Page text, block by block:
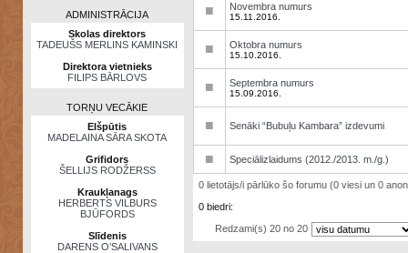
ADMINISTRĀCIJA
Skolas direktors
TADEUŠS MERLINS KAMINSKI
Direktora vietnieks
FILIPS BĀRLOVS
TORŅU VECĀKIE
Elšpūtis
MADELAINA SĀRA SKOTA
Grifidors
ŠELLIJS RODŽERSS
Kraukļanags
HERBERTS VILBURS
BJŪFORDS
Slīdenis
DARENS O’SALIVANS
■ Novembra numurs
15.11.2016.
■ Oktobra numurs
15.10.2016.
■ Septembra numurs
15.09.2016.
■ Senāki “Bubuļu Kambara” izdevumi
■ Speciālizlaidums (2012./2013. m./g.)
0 lietotājs/i pārlūko šo forumu (0 viesi un 0
0 biedri:
Redzami(s) 20 no 20